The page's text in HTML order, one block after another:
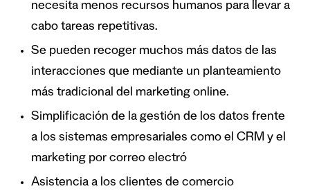
necesita menos recursos humanos para llevar a
cabo tareas repetitivas.
Se pueden recoger muchos más datos de las
interacciones que mediante un planteamiento
más tradicional del marketing online.
Simplificación de la gestión de los datos frente
a los sistemas empresariales como el CRM y el
marketing por correo electró
Asistencia a los clientes de comercio